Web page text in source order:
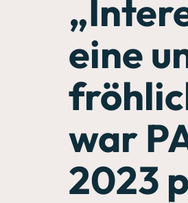
eine
war
2023